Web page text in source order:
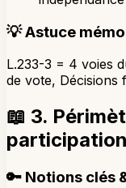
💡Astuce mémo
L.233-3 = 4 voies
de vote, Décisions
📖 3.
🔑 Notions clés